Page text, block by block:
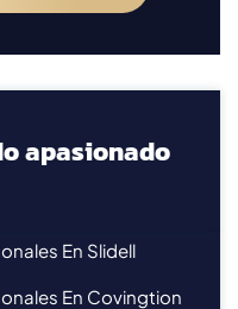
apasionado
En Slidell
En Covingtion